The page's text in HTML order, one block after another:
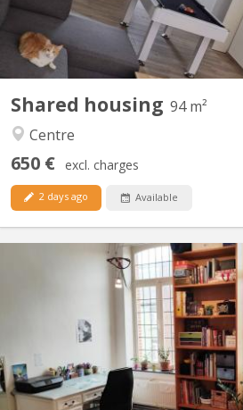
Shared housing 94 m²
Centre
650 € excl. charges
2 days ago Available
2 nice rooms + - 20m2 to rent (2
only for students in a building
physiotherapists on the ground
room still available Renting period till
very bright